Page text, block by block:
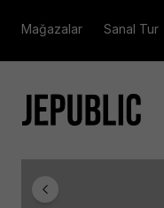
Mağazalar Sanal Tur
Erkek
Anasayfa